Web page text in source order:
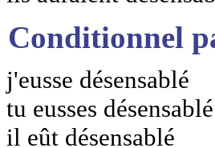
Conditionnel
j'eusse désensablé
tu eusses désensablé
il eût désensablé